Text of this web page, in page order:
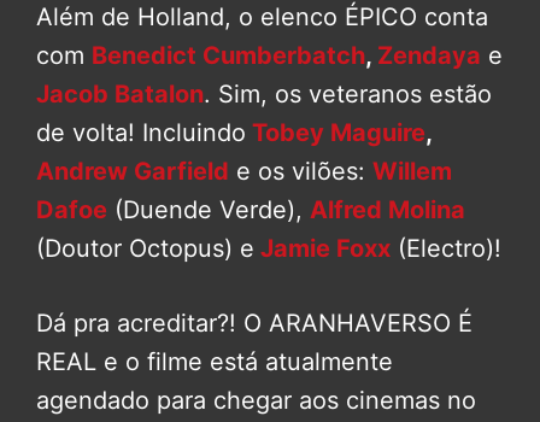
Além de Holland, o elenco ÉPICO conta
com Benedict Cumberbatch, Zendaya e
Jacob Batalon. Sim, os veteranos estão
de volta! Incluindo Tobey Maguire,
Andrew Garfield e os vilões: Willem
Dafoe (Duende Verde), Alfred Molina
(Doutor Octopus) e Jamie Foxx (Electro)!
Dá pra acreditar?! O ARANHAVERSO É
REAL e o filme está atualmente
agendado para chegar aos cinemas no